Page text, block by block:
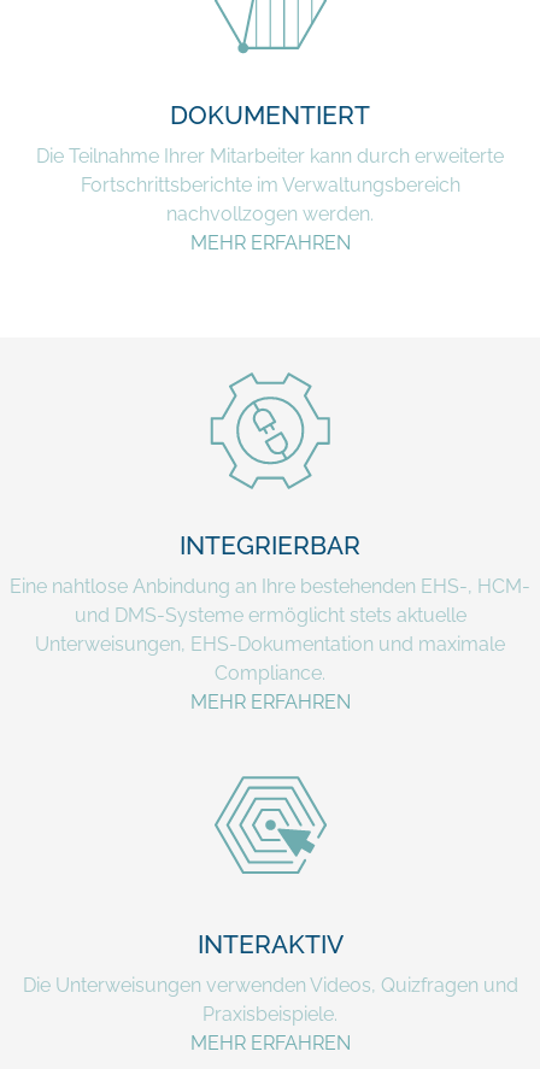
DOKUMENTIERT
Die Teilnahme Ihrer Mitarbeiter kann durch erweiterte
Fortschrittsberichte im Verwaltungsbereich
nachvollzogen werden.
MEHR ERFAHREN
INTEGRIERBAR
Eine nahtlose Anbindung an Ihre bestehenden EHS-, HCM-
und DMS-Systeme ermöglicht stets aktuelle
Unterweisungen, EHS-Dokumentation und maximale
Compliance.
MEHR ERFAHREN
INTERAKTIV
Die Unterweisungen verwenden Videos, Quizfragen und
Praxisbeispiele.
MEHR ERFAHREN